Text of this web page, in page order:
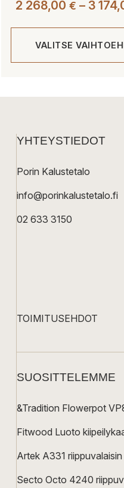
2 268,00 € – 3
VALITSE
tuotteella
muunnelma.
tehdä
tuotteen
sivulla.
YHTEYSTIEDOT
Porin Kalustetalo
info@porinkalustetalo.fi
02 633 3150
TOIMITUSEHDOT
SUOSITTELEMME
&Tradition Flowerpot
Fitwood Luoto
Artek A331 riippuvalaisin
Secto Octo 4240